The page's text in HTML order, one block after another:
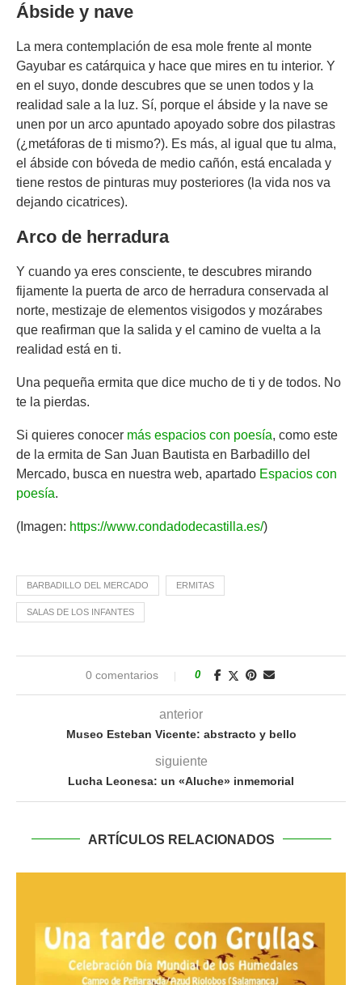
Ábside y nave
La mera contemplación de esa mole frente al monte
Gayubar es catárquica y hace que mires en tu interior. Y
en el suyo, donde descubres que se unen todos y la
realidad sale a la luz. Sí, porque el ábside y la nave se
unen por un arco apuntado apoyado sobre dos pilastras
(¿metáforas de ti mismo?). Es más, al igual que tu alma,
el ábside con bóveda de medio cañón, está encalada y
tiene restos de pinturas muy posteriores (la vida nos va
dejando cicatrices).
Arco de herradura
Y cuando ya eres consciente, te descubres mirando
fijamente la puerta de arco de herradura conservada al
norte, mestizaje de elementos visigodos y mozárabes
que reafirman que la salida y el camino de vuelta a la
realidad está en ti.
Una pequeña ermita que dice mucho de ti y de todos. No
te la pierdas.
Si quieres conocer más espacios con poesía, como este
de la ermita de San Juan Bautista en Barbadillo del
Mercado, busca en nuestra web, apartado Espacios con
poesía.
(Imagen: https://www.condadodecastilla.es/)
BARBADILLO DEL MERCADO ERMITAS
SALAS DE LOS INFANTES
0 comentarios 0
anterior
Museo Esteban Vicente: abstracto y bello
siguiente
Lucha Leonesa: un «Aluche» inmemorial
ARTÍCULOS RELACIONADOS